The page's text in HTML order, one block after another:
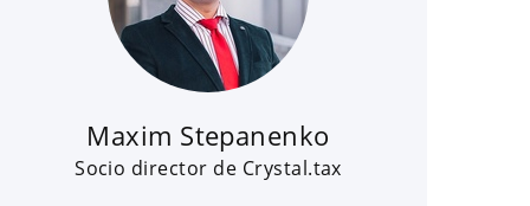
Maxim Stepanenko
Socio director de Crystal.tax